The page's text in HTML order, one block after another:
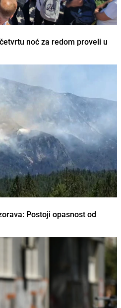
noć za redom proveli u
Postoji opasnost od